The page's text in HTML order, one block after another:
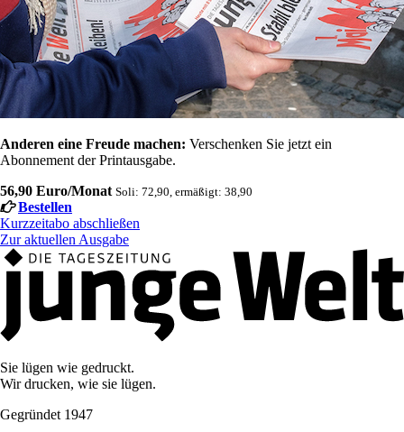
Anderen eine Freude machen: Verschenken Sie jetzt ein
Abonnement der Printausgabe.
56,90 Euro/Monat Soli: 72,90, ermäßigt: 38,90
Bestellen
Kurzzeitabo abschließen
Zur aktuellen Ausgabe
Sie lügen wie gedruckt.
Wir drucken, wie sie lügen.
Gegründet 1947